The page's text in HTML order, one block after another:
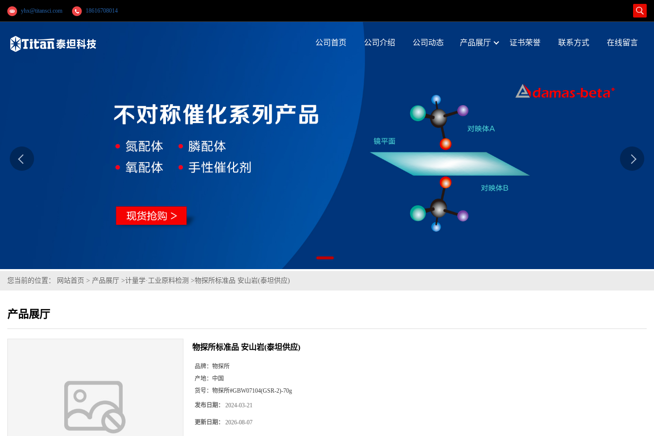
yhx@titansci.com 18616708014
公司首页 公司介绍 公司动态 产品展厅 证书荣誉 联系方式 在线留言
您当前的位置： 网站首页 > 产品展厅 >计量学·工业原料检测 >物探所标准品 安山岩(泰坦供应)
产品展厅
物探所标准品 安山岩(泰坦供应)
品牌： 物探所
产地： 中国
货号： 物探所#GBW07104(GSR-2)-70g
发布日期： 2024-03-21
更新日期： 2026-08-07